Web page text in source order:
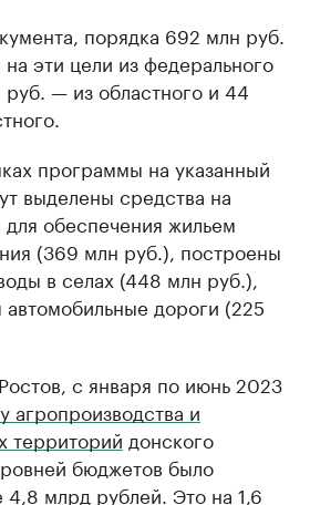
порядка 692 млн руб.
эти цели из федерального
— из областного и 44
программы на указанный
выделены средства на
обеспечения жильем
(369 млн руб.), построены
в селах (448 млн руб.),
дороги (225
с января по июнь 2023
агропроизводства и
территорий донского
бюджетов было
4,8 млрд рублей. Это на 1,6